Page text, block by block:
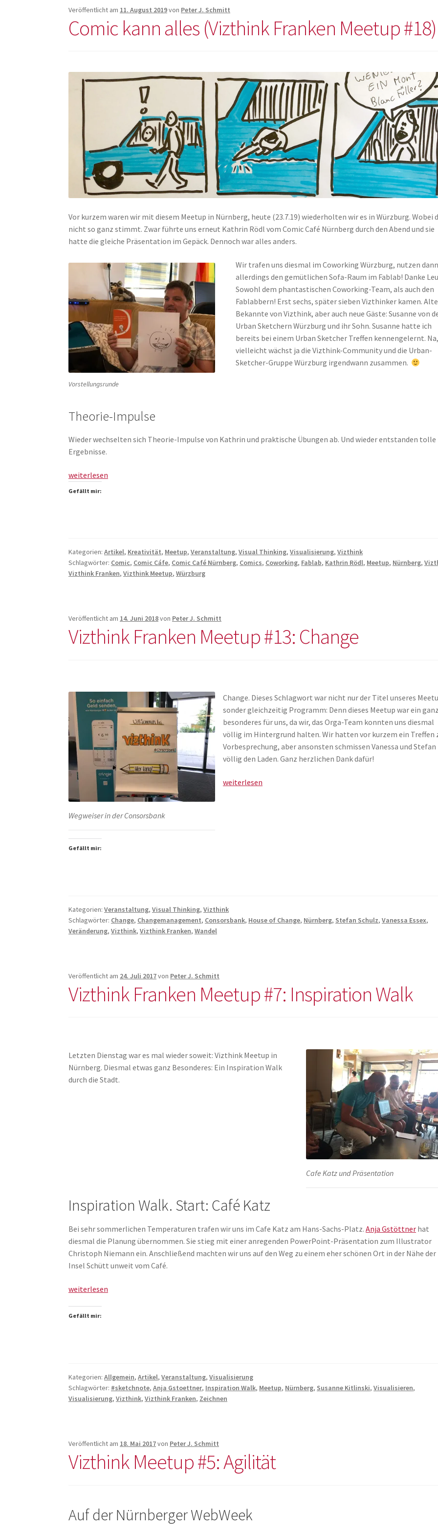
Veröffentlicht am 11. August 2019von Peter J. Schmitt
Comic kann alles (Vizthink Franken Meetup #18)
Vor kurzem waren wir mit diesem Meetup in Nürnberg, heute (23.7.19) wiederholten wir es in Würzburg. Wobei
nicht so ganz stimmt. Zwar führte uns erneut Kathrin Rödl vom Comic Café Nürnberg durch den Abend und sie
hatte die gleiche Präsentation im Gepäck. Dennoch war alles anders.
Vorstellungsrunde
Wir trafen uns diesmal im Coworking Würzburg, nutzen dann
allerdings den gemütlichen Sofa-Raum im Fablab! Danke
Sowohl dem phantastischen Coworking-Team, als auch den
Fablabbern! Erst sechs, später sieben Vizthinker kamen. Alte
Bekannte von Vizthink, aber auch neue Gäste: Susanne von
Urban Sketchern Würzburg und ihr Sohn. Susanne hatte ich
bereits bei einem Urban Sketcher Treffen kennengelernt. Na,
vielleicht wächst ja die Vizthink-Community und die Urban-
Sketcher-Gruppe Würzburg irgendwann zusammen.
Theorie-Impulse
Wieder wechselten sich Theorie-Impulse von Kathrin und praktische Übungen ab. Und wieder entstanden tolle
Ergebnisse.
Comic
#18)
weiterlesen
Gefällt mir:
Kategorien:Artikel, Kreativität, Meetup,Veranstaltung,Visual Thinking,Visualisierung,Vizthink
Schlagwörter: Comic, Comic Cáfe, Comic Café Nürnberg, Comics, Coworking, Fablab, Kathrin Rödl, Meetup, Nürnberg,
Vizthink Franken,Vizthink Meetup,Würzburg
Veröffentlicht am 14. Juni 2018von Peter J. Schmitt
Vizthink Franken Meetup #13: Change
Wegweiser in der Consorsbank
Change. Dieses Schlagwort war nicht nur der Titel unseres
sonder gleichzeitig Programm: Denn dieses Meetup war ein ganz
besonderes für uns, da wir, das Orga-Team konnten uns diesmal
völlig im Hintergrund halten. Wir hatten vor kurzem ein Treffen
Vorbesprechung, aber ansonsten schmissen Vanessa und Stefan
völlig den Laden. Ganz herzlichen Dank dafür!
Vizthink
weiterlesen
Gefällt mir:
Kategorien:Veranstaltung,Visual Thinking,Vizthink
Schlagwörter: Change, Changemanagement, Consorsbank, House of Change, Nürnberg, Stefan Schulz,Vanessa Essex,
Veränderung,Vizthink,Vizthink Franken,Wandel
Veröffentlicht am 24. Juli 2017von Peter J. Schmitt
Vizthink Franken Meetup #7: Inspiration Walk
Cafe Katz und Präsentation
Letzten Dienstag war es mal wieder soweit: Vizthink Meetup in
Nürnberg. Diesmal etwas ganz Besonderes: Ein Inspiration Walk
durch die Stadt.
Inspiration Walk. Start: Café Katz
Bei sehr sommerlichen Temperaturen trafen wir uns im Cafe Katz am Hans-Sachs-Platz.Anja Gstöttner hat
diesmal die Planung übernommen. Sie stieg mit einer anregenden PowerPoint-Präsentation zum Illustrator
Christoph Niemann ein. Anschließend machten wir uns auf den Weg zu einem eher schönen Ort in der Nähe der
Insel Schütt unweit vom Café.
Vizthink
Meetup
weiterlesen
Gefällt mir:
Kategorien:Allgemein,Artikel,Veranstaltung,Visualisierung
Schlagwörter: #sketchnote,Anja Gstoettner, Inspiration Walk, Meetup, Nürnberg, Susanne Kitlinski,Visualisieren,
Visualisierung,Vizthink,Vizthink Franken, Zeichnen
Veröffentlicht am 18. Mai 2017von Peter J. Schmitt
Vizthink Meetup #5: Agilität
Auf der Nürnberger WebWeek